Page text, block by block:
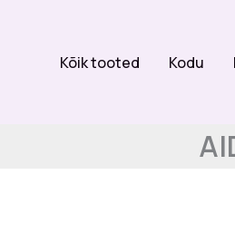
Kõik tooted Kodu